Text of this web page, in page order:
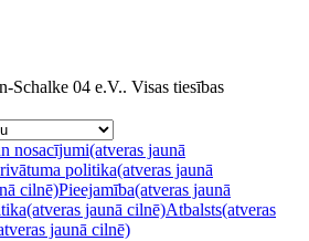
Schalke 04 e.V.. Visas tiesības
nosacījumi(atveras jaunā
politika(atveras jaunā
cilnē)Pieejamība(atveras jaunā
(atveras jaunā cilnē)Atbalsts(atveras
jaunā cilnē)